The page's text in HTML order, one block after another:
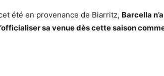
été en provenance de Biarritz, Barcella
sa venue dès cette saison